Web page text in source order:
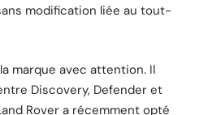
modification liée au tout-
marque avec attention. Il
Discovery, Defender et
Rover a récemment opté